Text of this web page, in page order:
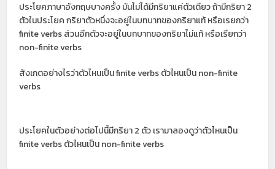
ประโยคภาษาอังกฤษบางครั้ง มันไม่ได้มีกริยาแค่ตัวเดียว ถ้ามีกริยา 2
ตัวในประโยค กริยาตัวหนึ่งจะอยู่ในบทบาทของกริยาแท้ หรือเรยกว่า
finite verbs ส่วนอีกตัวจะอยู่ในบทบาทของกริยาไม่แท้ หรือเรียกว่า
non-finite verbs
สังเกตอย่างไรว่าตัวไหนเป็น finite verbs ตัวไหนเป็น non-finite
verbs
ประโยคในตัวอย่างต่อไปนี้มีกริยา 2 ตัว เรามาลองดูว่าตัวไหนเป็น
finite verbs ตัวไหนเป็น non-finite verbs